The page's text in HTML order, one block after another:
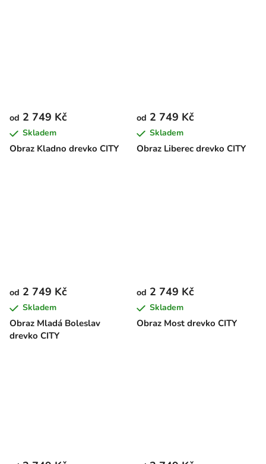
Obraz Kladno drevko CITY
od 2 749 Kč
Skladem
Obraz Liberec drevko CITY
od 2 749 Kč
Skladem
Obraz Mladá Boleslav
drevko CITY
od 2 749 Kč
Skladem
Obraz Most drevko CITY
od 2 749 Kč
Skladem